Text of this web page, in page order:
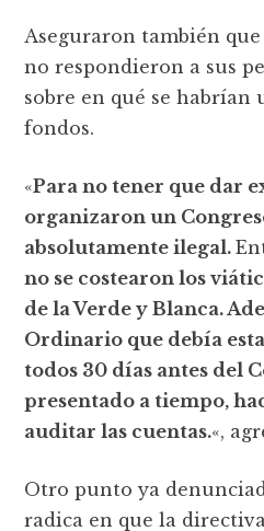
Aseguraron también
no respondieron a sus
sobre en qué se habrían
fondos.
«Para no tener que dar
organizaron un
absolutamente ilegal.
no se costearon los
de la Verde y Blanca.
Ordinario que debía
todos 30 días antes del
presentado a tiempo,
auditar las cuentas.«,
Otro punto ya
radica en que la